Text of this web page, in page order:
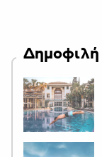
Δημοφιλή